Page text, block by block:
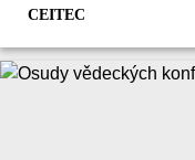
CEITEC